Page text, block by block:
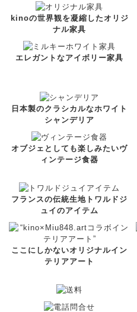
kinoの世界観を凝縮したオリジ
ナル家具
エレガントなアイボリー家具
日本製のクラシカルなホワイト
シャンデリア
オブジェとしても楽しみたいヴ
ィンテージ食器
フランスの伝統生地トワルドジ
ュイのアイテム
ここにしかないオリジナルイン
テリアアート